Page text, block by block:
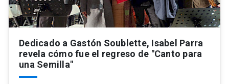
Dedicado a Gastón Soublette, Isabel Parra
revela cómo fue el regreso de "Canto para
una Semilla"